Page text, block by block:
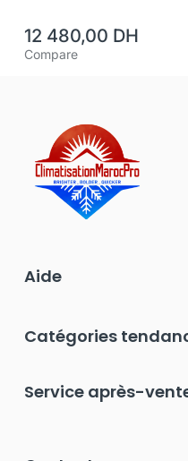
12 480,00 DH
Compare
Aide
Catégories
Service après-